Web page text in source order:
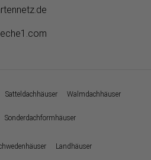
Satteldachhäuser Walmdachhäuser
Sonderdachformhäuser
Landhäuser